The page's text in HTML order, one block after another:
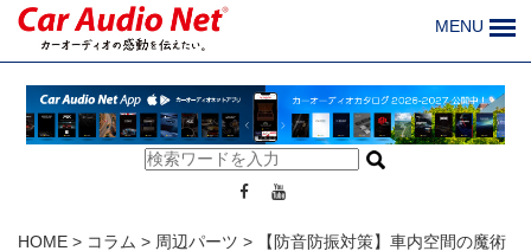
MENU
HOME > コラム > 周辺パーツ >
【防音防振対策】車内空間の魔術